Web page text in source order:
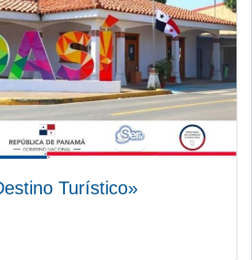
Turístico»